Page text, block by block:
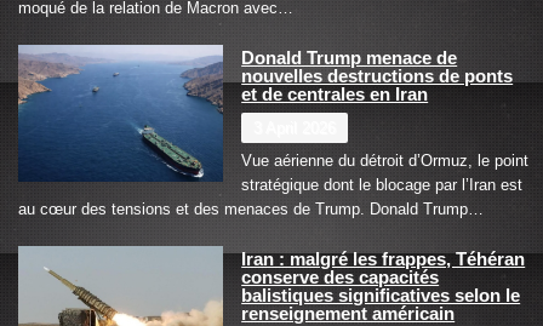
moqué de la relation de Macron avec…
Donald Trump menace de
nouvelles destructions de ponts
et de centrales en Iran
Vue aérienne du détroit d’Ormuz, le point
stratégique dont le blocage par l’Iran est
au cœur des tensions et des menaces de Trump. Donald Trump…
Iran : malgré les frappes, Téhéran
conserve des capacités
balistiques significatives selon le
renseignement américain